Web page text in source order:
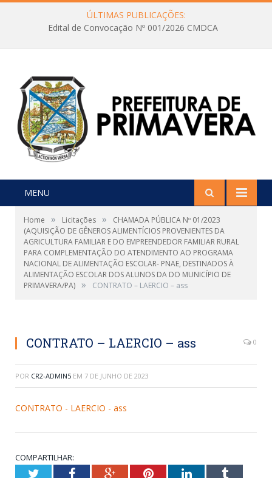
ÚLTIMAS PUBLICAÇÕES:
Edital de Convocação Nº 001/2026 CMDCA
MENU
Home » Licitações »
CHAMADA PÚBLICA Nº 01/2023
(AQUISIÇÃO DE GÊNEROS ALIMENTÍCIOS PROVENIENTES DA
AGRICULTURA FAMILIAR E DO EMPREENDEDOR FAMILIAR RURAL
PARA COMPLEMENTAÇÃO DO ATENDIMENTO AO PROGRAMA
NACIONAL DE ALIMENTAÇÃO ESCOLAR- PNAE, DESTINADOS À
ALIMENTAÇÃO ESCOLAR DOS ALUNOS DA DO MUNICÍPIO DE
PRIMAVERA/PA) » CONTRATO – LAERCIO – ass
CONTRATO – LAERCIO – ass 0
POR CR2-ADMIN5 EM 7 DE JUNHO DE 2023
CONTRATO - LAERCIO - ass
COMPARTILHAR:
TwitterFacebookGoogle+PinterestLinkedInTumblr